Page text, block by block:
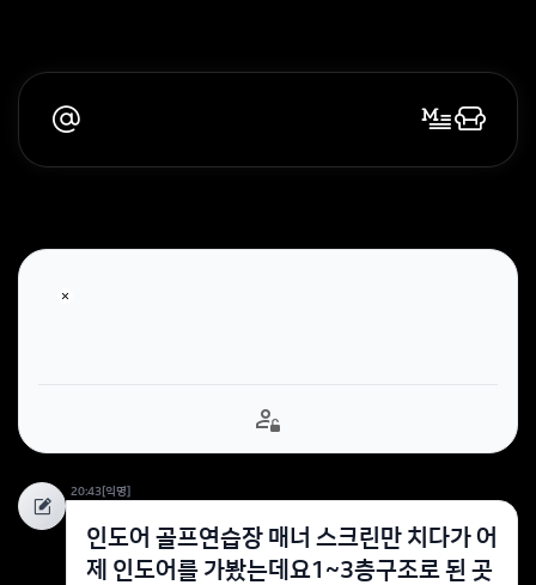
20:43[익명]
인도어 골프연습장 매너 스크린만 치다가 어
제 인도어를 가봤는데요1~3층구조로 된 곳